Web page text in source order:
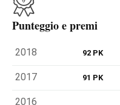
Punteggio e premi
2018 92 PK
2017 91 PK
2016